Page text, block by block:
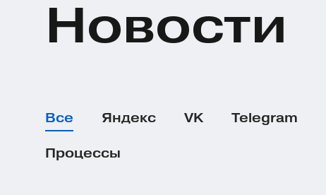
Новости
Все Яндекс VK Telegram
Процессы